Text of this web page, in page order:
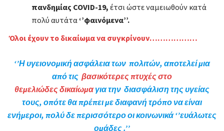
πανδημίας COVID-19, έτσι ώστε ναμειωθούν κατά
πολύ αυτάτα‘’φαινόμενα’’.
Όλοι έχουν το δικαίωμα να συγκρίνουν………………
‘’Η υγειονομική ασφάλεια των πολιτών, αποτελεί µια
από τις βασικότερες πτυχές στο
θεμελιώδες δικαίωμαγια την διασφάλιση της υγείας
τους, οπότε θα πρέπειµε διαφανή τρόπο να είναι
ενήμεροι, πολύ δε περισσότερο οι κοινωνικά ‘’ευάλωτες
ομάδες .’’